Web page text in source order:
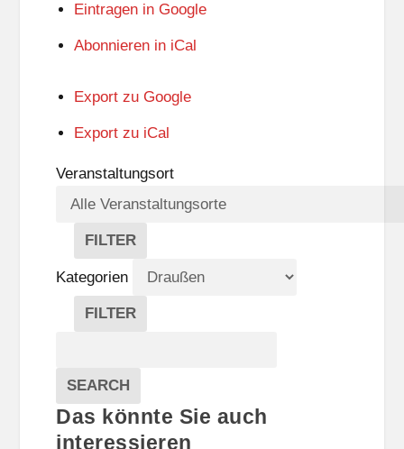
Eintragen in Google
Abonnieren in iCal
Export zu Google
Export zu iCal
Veranstaltungsort
FILTER
V
E
R
A
A
L
T
U
Kategorien
FILTER
E
G
O
R
Veranstaltungen
SEARCH
Das könnte Sie auch
interessieren